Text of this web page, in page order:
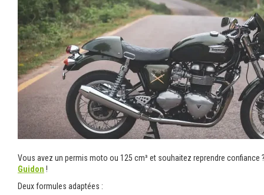
Vous avez un permis moto ou 125 cm³ et souhaitez reprendre confiance
Guidon !
Deux formules adaptées :